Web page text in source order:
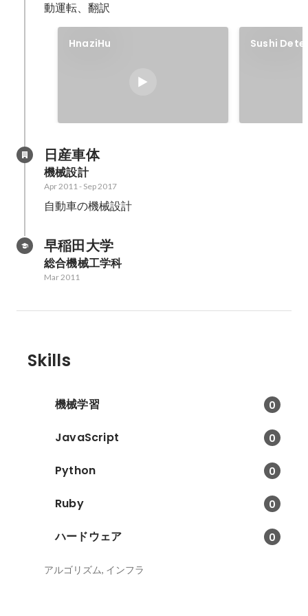
動運転、翻訳
HnaziHu Sushi
日産車体
機械設計
Apr 2011- Sep 2017
自動車の機械設計
早稲田大学
総合機械工学科
Mar 2011
Skills
機械学習 0
JavaScript 0
Python 0
Ruby 0
ハードウェア 0
アルゴリズム, インフラ